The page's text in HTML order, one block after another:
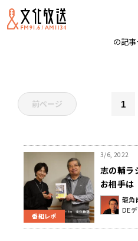
の記
前ページ
番組レポ
3/6, 2022
志の輔ラ
お相手は
龍角
DE